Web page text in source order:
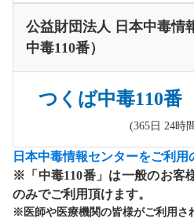
公益財団法人 日本中毒情
中毒110番）
つくば中毒110番
(365日 24時
日本中毒情報センターをご利用
※「中毒110番」は一般のお客
のみでご利用頂けます。
※医師や医療機関の皆様がご利用さ